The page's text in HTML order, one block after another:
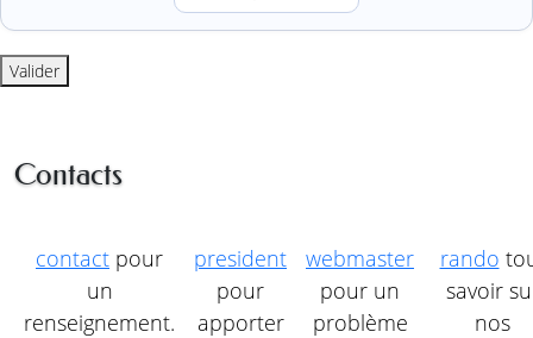
Valider
Contacts
contact pour
un
renseignement.
president
pour
apporter
webmaster
pour un
problème
rando
savoir
nos